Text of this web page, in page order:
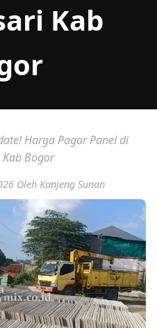
Kab
Harga Pagar Panel di
Bogor
Oleh Kanjeng Sunan